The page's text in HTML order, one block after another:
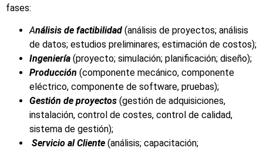
fases:
Análisis de factibilidad (análisis de proyectos; análisis
de datos; estudios preliminares; estimación de costos);
Ingeniería (proyecto; simulación; planificación; diseño);
Producción (componente mecánico, componente
eléctrico, componente de software, pruebas);
Gestión de proyectos (gestión de adquisiciones,
instalación, control de costes, control de calidad,
sistema de gestión);
Servicio al Cliente (análisis; capacitación;